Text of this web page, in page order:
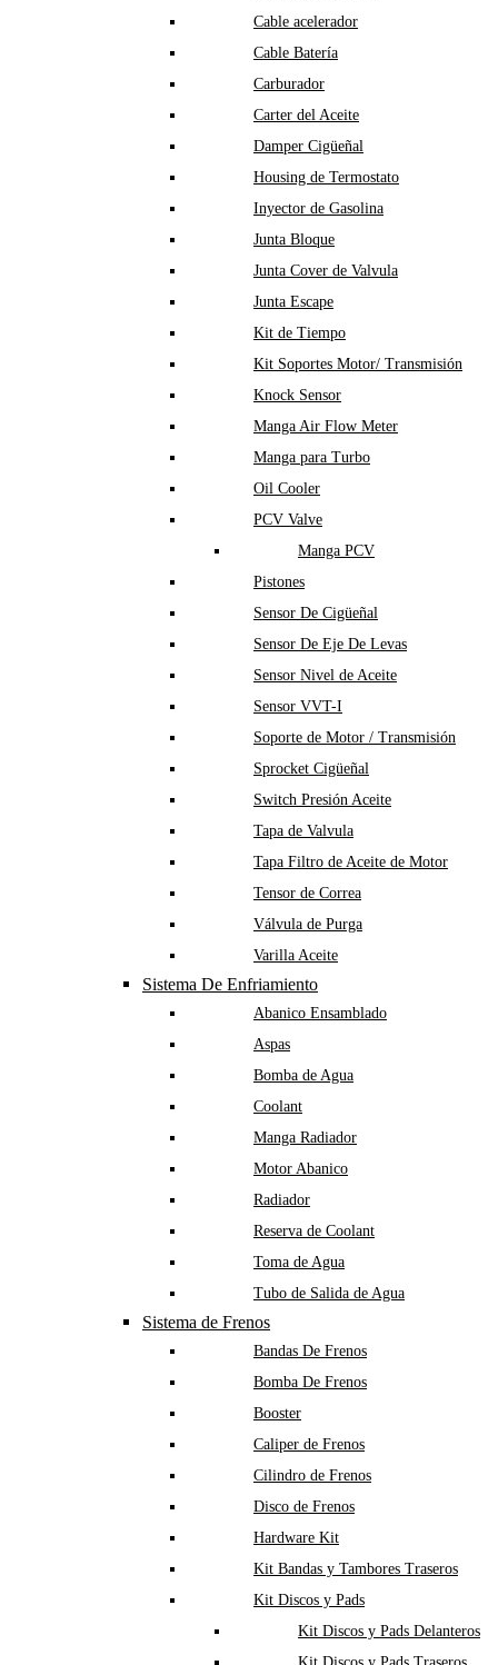
Cable acelerador
Cable Batería
Carburador
Carter del Aceite
Damper Cigüeñal
Housing de Termostato
Inyector de Gasolina
Junta Bloque
Junta Cover de Valvula
Junta Escape
Kit de Tiempo
Kit Soportes Motor/ Transmisión
Knock Sensor
Manga Air Flow Meter
Manga para Turbo
Oil Cooler
PCV Valve
Manga PCV
Pistones
Sensor De Cigüeñal
Sensor De Eje De Levas
Sensor Nivel de Aceite
Sensor VVT-I
Soporte de Motor / Transmisión
Sprocket Cigüeñal
Switch Presión Aceite
Tapa de Valvula
Tapa Filtro de Aceite de Motor
Tensor de Correa
Válvula de Purga
Varilla Aceite
Sistema De Enfriamiento
Abanico Ensamblado
Aspas
Bomba de Agua
Coolant
Manga Radiador
Motor Abanico
Radiador
Reserva de Coolant
Toma de Agua
Tubo de Salida de Agua
Sistema de Frenos
Bandas De Frenos
Bomba De Frenos
Booster
Caliper de Frenos
Cilindro de Frenos
Disco de Frenos
Hardware Kit
Kit Bandas y Tambores Traseros
Kit Discos y Pads
Kit Discos y Pads Delanteros